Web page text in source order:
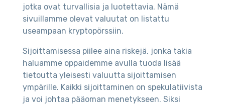
jotka ovat turvallisia ja luotettavia. Nämä
sivuillamme olevat valuutat on listattu
useampaan kryptopörssiin.
Sijoittamisessa piilee aina riskejä, jonka takia
haluamme oppaidemme avulla tuoda lisää
tietoutta yleisesti valuutta sijoittamisen
ympärille. Kaikki sijoittaminen on spekulatiivista
ja voi johtaa pääoman menetykseen. Siksi